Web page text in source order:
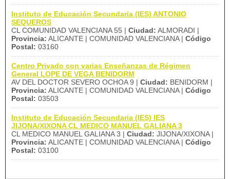
Instituto de Educación Secundaria (IES) ANTONIO
SEQUEROS
CL COMUNIDAD VALENCIANA 55 | Ciudad: ALMORADI |
Provincia: ALICANTE | COMUNIDAD VALENCIANA | Código
Postal: 03160
Centro Privado con varias Enseñanzas de Régimen
General LOPE DE VEGA BENIDORM
AV DEL DOCTOR SEVERO OCHOA 9 | Ciudad: BENIDORM |
Provincia: ALICANTE | COMUNIDAD VALENCIANA | Código
Postal: 03503
Instituto de Educación Secundaria (IES) IES
JIJONA/XIXONA CL MEDICO MANUEL GALIANA 3
CL MEDICO MANUEL GALIANA 3 | Ciudad: JIJONA/XIXONA |
Provincia: ALICANTE | COMUNIDAD VALENCIANA | Código
Postal: 03100